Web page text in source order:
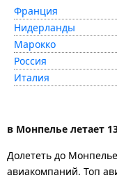
Франция
Нидерланды
Марокко
Россия
Италия
в Монпелье летает
Долететь до
авиакомпаний. Топ